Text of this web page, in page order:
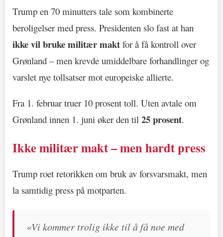
Trump en 70 minutters tale som kombinerte
beroligelser med press. Presidenten slo fast at han
ikke vil bruke militær makt for å få kontroll over
Grønland – men krevde umiddelbare forhandlinger og
varslet nye tollsatser mot europeiske allierte.
Fra 1. februar truer 10 prosent toll. Uten avtale om
Grønland innen 1. juni øker den til 25 prosent.
Ikke militær makt – men hardt press
Trump roet retorikken om bruk av forsvarsmakt, men
la samtidig press på motparten.
«Vi kommer trolig ikke til å få noe med